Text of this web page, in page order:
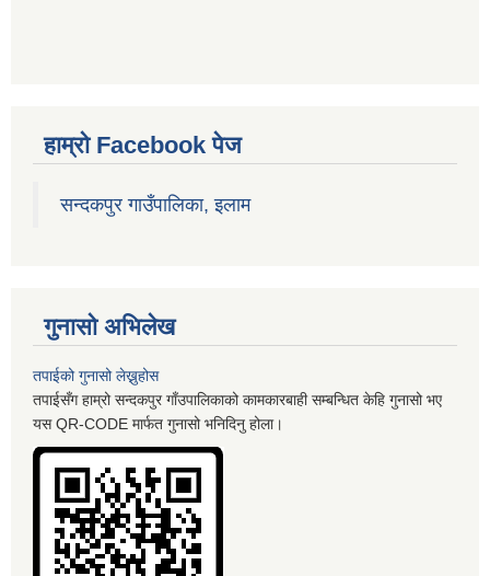
हाम्रो Facebook पेज
सन्दकपुर गाउँपालिका, इलाम
गुनासो अभिलेख
तपाईको गुनासो लेख्नुहोस
तपाईसँग हाम्रो सन्दकपुर गाँउपालिकाको कामकारबाही सम्बन्धित केहि गुनासो भए
यस QR-CODE मार्फत गुनासो भनिदिनु होला।